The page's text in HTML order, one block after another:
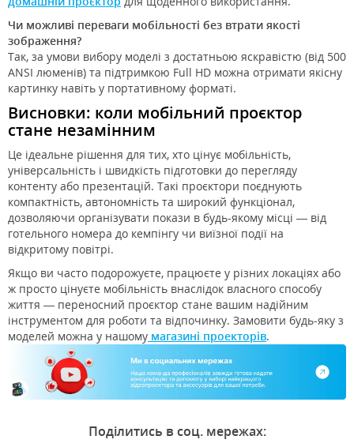
Чи можливі переваги мобільності без втрати якості
зображення?
Так, за умови вибору моделі з достатньою яскравістю (від 500
ANSI люменів) та підтримкою Full HD можна отримати якісну
картинку навіть у портативному форматі.
Висновки: коли мобільний проєктор
стане незамінним
Це ідеальне рішення для тих, хто цінує мобільність,
універсальність і швидкість підготовки до перегляду
контенту або презентацій. Такі проєктори поєднують
компактність, автономність та широкий функціонал,
дозволяючи організувати покази в будь-якому місці — від
готельного номера до кемпінгу чи виїзної події на
відкритому повітрі.
Якщо ви часто подорожуєте, працюєте у різних локаціях або
ж просто цінуєте мобільність внаслідок власного способу
життя — переносний проєктор стане вашим надійним
інструментом для роботи та відпочинку. Замовити будь-яку з
моделей можна у нашому магазині проекторів.
Поділитись в соц. мережах: